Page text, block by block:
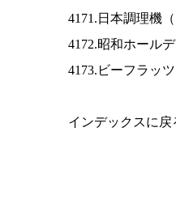
4171.日本調理機（
4172.昭和ホール
4173.ビーフラッ
インデックスに戻